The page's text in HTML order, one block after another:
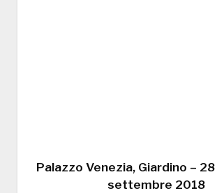
Palazzo Venezia, Giardino –
settembre 2018